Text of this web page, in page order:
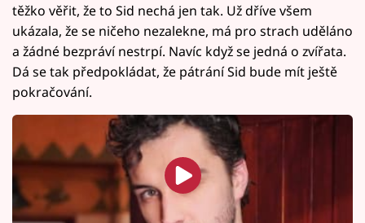
těžko věřit, že to Sid nechá jen tak. Už dříve všem
ukázala, že se ničeho nezalekne, má pro strach uděláno
a žádné bezpráví nestrpí. Navíc když se jedná o zvířata.
Dá se tak předpokládat, že pátrání Sid bude mít ještě
pokračování.